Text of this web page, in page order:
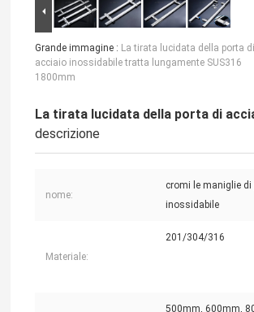
Grande immagine : La tirata lucidata della porta di
acciaio inossidabile tratta lungamente SUS316
1800mm
La tirata lucidata della porta di
descrizione
nome:
cromi le maniglie
inossidabile
Materiale:
201/304/316
500mm, 600mm,